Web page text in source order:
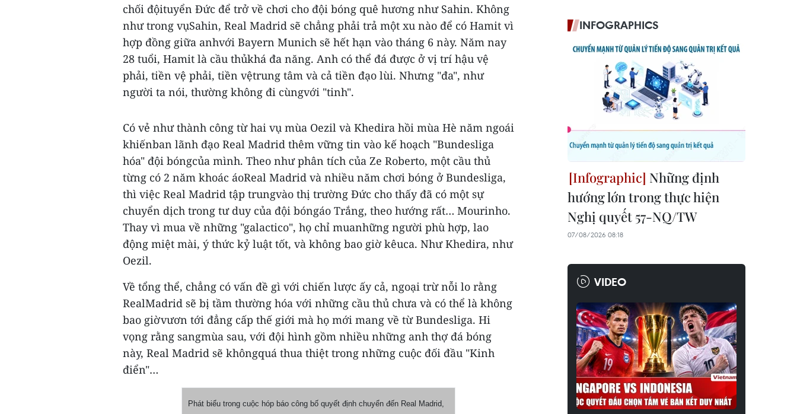
chối độituyển Đức để trở về chơi cho đội bóng quê hương như Sahin. Không
như trong vụSahin, Real Madrid sẽ chẳng phải trả một xu nào để có Hamit vì
hợp đồng giữa anhvới Bayern Munich sẽ hết hạn vào tháng 6 này. Năm nay
28 tuổi, Hamit là cầu thủkhá đa năng. Anh có thể đá được ở vị trí hậu vệ
phải, tiền vệ phải, tiền vệtrung tâm và cả tiền đạo lùi. Nhưng "đa", như
người ta nói, thường không đi cùngvới "tinh".
Có vẻ như thành công từ hai vụ mùa Oezil và Khedira hồi mùa Hè năm ngoái
khiếnban lãnh đạo Real Madrid thêm vững tin vào kế hoạch "Bundesliga
hóa" đội bóngcủa mình. Theo như phân tích của Ze Roberto, một cầu thủ
từng có 2 năm khoác áoReal Madrid và nhiều năm chơi bóng ở Bundesliga,
thì việc Real Madrid tập trungvào thị trường Đức cho thấy đã có một sự
chuyển dịch trong tư duy của đội bóngáo Trắng, theo hướng rất… Mourinho.
Thay vì mua về những "galactico", họ chỉ muanhững người phù hợp, lao
động miệt mài, ý thức kỷ luật tốt, và không bao giờ kêuca. Như Khedira, như
Oezil.
Về tổng thể, chẳng có vấn đề gì với chiến lược ấy cả, ngoại trừ nỗi lo rằng
RealMadrid sẽ bị tầm thường hóa với những cầu thủ chưa và có thể là không
bao giờvươn tới đẳng cấp thế giới mà họ mới mang về từ Bundesliga. Hi
vọng rằng sangmùa sau, với đội hình gồm nhiều những anh thợ đá bóng
này, Real Madrid sẽ khôngquá thua thiệt trong những cuộc đối đầu "Kinh
điển"…
Phát biểu trong cuộc hóp báo công bố quyết định chuyển đến Real Madrid,
INFOGRAPHICS
Những định
hướng lớn trong thực hiện
Nghị quyết 57-NQ/TW
07/08/2026 08:18
VIDEO